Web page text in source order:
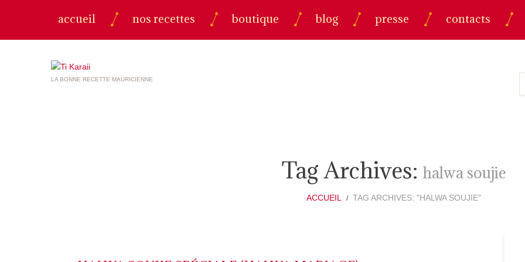
accueil nos recettes boutique blog presse contacts
LA BONNE RECETTE MAURICIENNE
Tag Archives: halwa soujie
ACCUEIL TAG ARCHIVES: "HALWA SOUJIE"